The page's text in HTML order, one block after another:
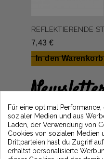
REFLEKTIERENDE
7,43 €
In den Warenkorb
Erhalten Sie 5€
Bestellung, indem
über die neuesten
Nachrichten
Für eine optimal
sozialer Medien und aus
Laden, der Verwendung von
Cookies von sozialen Medien
Drittparteien hast du Zugriff
erhältst personalisierte